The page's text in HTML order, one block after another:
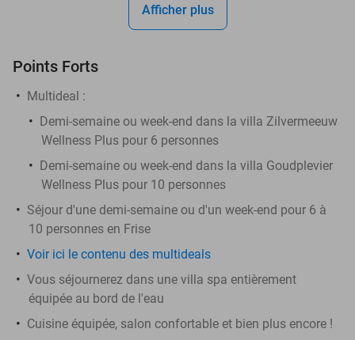
Afficher plus
Points Forts
Multideal :
Demi-semaine ou week-end dans la villa Zilvermeeuw
Wellness Plus pour 6 personnes
Demi-semaine ou week-end dans la villa Goudplevier
Wellness Plus pour 10 personnes
Séjour d'une demi-semaine ou d'un week-end pour 6 à
10 personnes en Frise
Voir ici le contenu des multideals
Vous séjournerez dans une villa spa entièrement
équipée au bord de l'eau
Cuisine équipée, salon confortable et bien plus encore !